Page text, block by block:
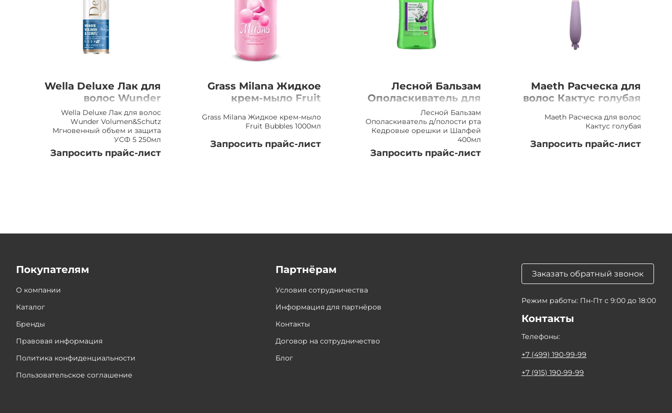
Wella Deluxe Лак для
волос Wunder
Volumen&Schutz
Мгновенный объем и
защита УСФ 5, 250мл
Wella Deluxe Лак для волос
Wunder Volumen&Schutz
Мгновенный объем и защита
УСФ 5 250мл
Запросить прайс-лист
Grass Milana Жидкое
крем-мыло Fruit
Grass Milana Жидкое крем-мыло
Fruit Bubbles 1000мл
Запросить прайс-лист
Лесной Бальзам
Ополаскиватель для
полости рта
Кедровые орешки и
Шалфей, 400мл
Лесной Бальзам
Ополаскиватель д/полости рта
Кедровые орешки и Шалфей
400мл
Запросить прайс-лист
Maeth Расческа для
волос Кактус голубая
Maeth Расческа для волос
Кактус голубая
Запросить прайс-лист
Покупателям
О компании
Каталог
Бренды
Правовая информация
Политика конфиденциальности
Пользовательское соглашение
Партнёрам
Условия сотрудничества
Информация для партнёров
Контакты
Договор на сотрудничество
Блог
Заказать обратный звонок
Режим работы: Пн-Пт с 9:00 до 18:00
Контакты
Телефоны:
+7 (499) 190-99-99
+7 (915) 190-99-99